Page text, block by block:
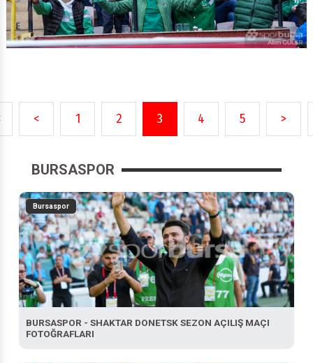
1 2 3 4 5
BURSASPOR
Bursaspor
BURSASPOR - SHAKTAR DONETSK SEZON AÇILIŞ MAÇI